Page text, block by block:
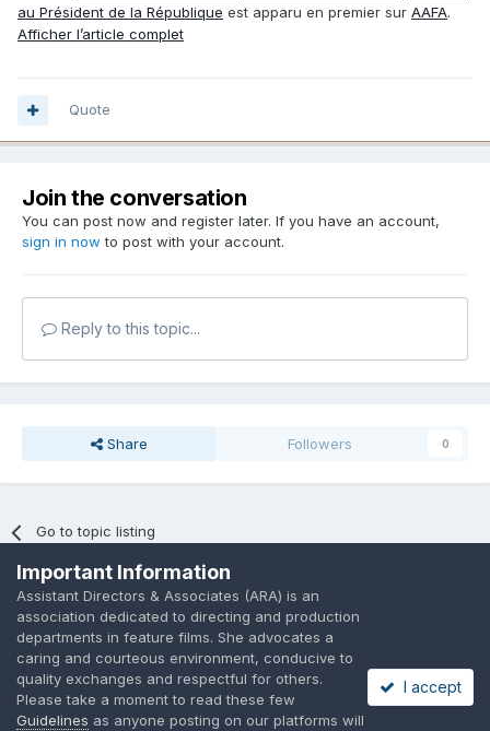
au Président de la République est apparu en premier sur AAFA.
Afficher l’article complet
Quote
Join the conversation
You can post now and register later. If you have an account,
sign in now to post with your account.
Reply to this topic...
Share Followers 0
Go to topic listing
Language Privacy Policy Contact Us Cookies
A place to share suggested by ARAssocies.com
Important Information
Assistant Directors & Associates (ARA) is an
association dedicated to directing and production
departments in feature films. She advocates a
caring and courteous environment, conducive to
quality exchanges and respectful for others.
Please take a moment to read these few
Guidelines as anyone posting on our platforms will
I accept